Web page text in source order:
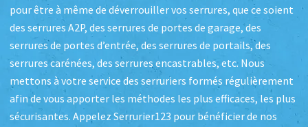
pour être à même de déverrouiller vos serrures, que ce soient
des serrures A2P, des serrures de portes de garage, des
serrures de portes d’entrée, des serrures de portails, des
serrures carénées, des serrures encastrables, etc. Nous
mettons à votre service des serruriers formés régulièrement
afin de vous apporter les méthodes les plus efficaces, les plus
sécurisantes. Appelez Serrurier123 pour bénéficier de nos